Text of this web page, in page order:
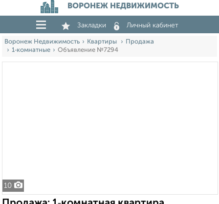
ВОРОНЕЖ НЕДВИЖИМОСТЬ
Закладки Личный кабинет
Воронеж Недвижимость Квартиры
Продажа
1‑комнатные
Объявление №7294
10